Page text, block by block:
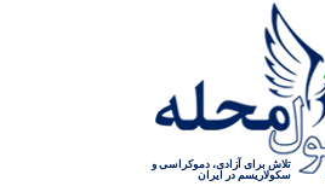
تلاش برای آزادی، دموکراسی و
سکولاریسم در ایران